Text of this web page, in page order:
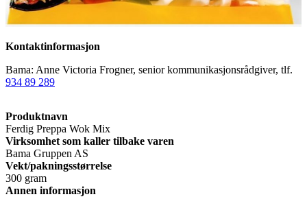
Kontaktinformasjon
Bama: Anne Victoria Frogner, senior kommunikasjonsrådgiver, tlf.
934 89 289
Produktnavn
Ferdig Preppa Wok Mix
Virksomhet som kaller tilbake varen
Bama Gruppen AS
Vekt/pakningsstørrelse
300 gram
Annen informasjon